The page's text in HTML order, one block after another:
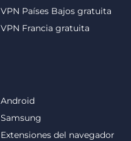
Android
Samsung
Extensiones del navegador
VPN Países Bajos gratuita
VPN Francia gratuita